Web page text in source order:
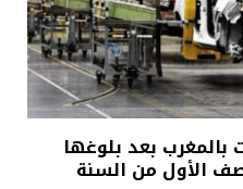
بالمغرب بعد بلوغها